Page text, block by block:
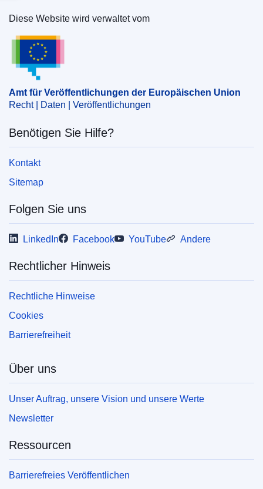
Amt für Veröffentlichungen der Europäischen
Diese Website wird verwaltet vom
Amt für Veröffentlichungen der Europäischen Union
Recht | Daten | Veröffentlichungen
Benötigen Sie Hilfe?
Kontakt
Sitemap
Folgen Sie uns
LinkedIn Facebook YouTube Andere
Rechtlicher Hinweis
Rechtliche Hinweise
Cookies
Barrierefreiheit
Über uns
Unser Auftrag, unsere Vision und unsere Werte
Newsletter
Ressourcen
Barrierefreies Veröffentlichen